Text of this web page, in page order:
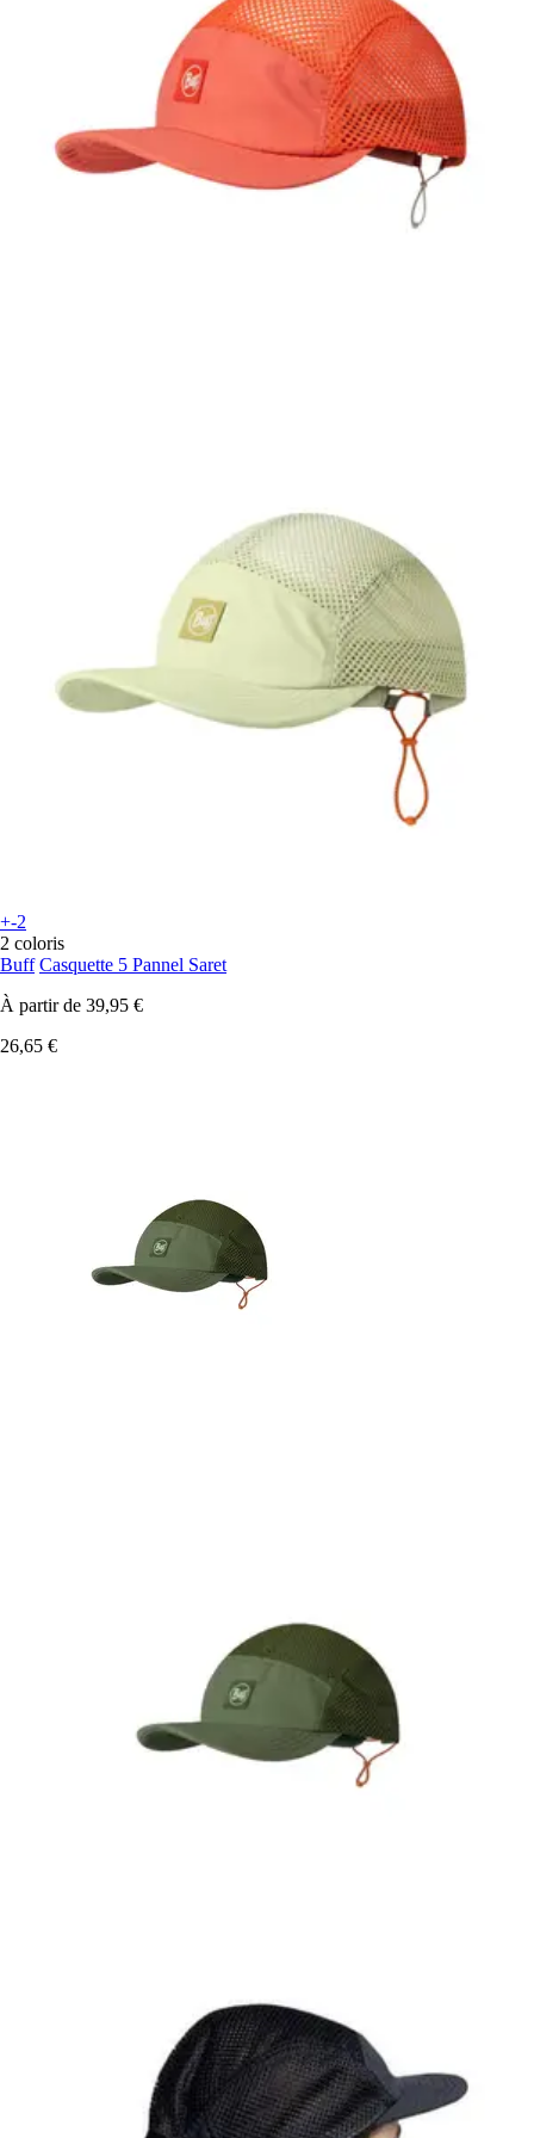
+-2
2 coloris
Buff Casquette 5 Pannel Saret
À partir de 39,95 €
26,65 €